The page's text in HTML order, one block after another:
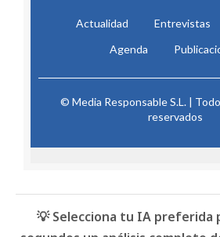
Actualidad Entrevistas
Agenda
© Media Responsable S.L. |
reservados
💡 Selecciona tu IA preferida